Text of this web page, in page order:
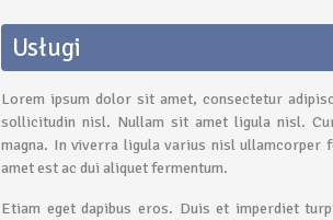
Usługi
Lorem ipsum dolor sit amet, consectetur
sollicitudin nisl. Nullam sit amet ligula nisl.
magna. In viverra ligula varius nisl ullamcorper
amet est ac dui aliquet fermentum.
Etiam eget dapibus eros. Duis et imperdiet